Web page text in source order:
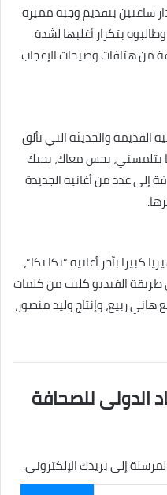
ساعتين بتقديم وجبة مميزة
بتكرار أغلبها لشدة
من هتافات وصيحات الإعجاب
القديمة والحديثة التي تألق
بتلمسني، بحس معاك، بحبك
إلى عدد من أغانيه الجديدة
كبيرا بآخر أغانيه “تكا تكا”،
الفيديو كليب من كلمات
ربيع، وإنتاج وليد منصور،
الدولى للصحافة
إلى بريدك الإلكتروني.